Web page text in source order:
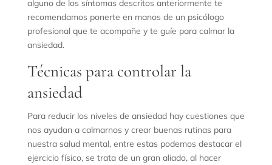
alguno de los síntomas descritos anteriormente te
recomendamos ponerte en manos de un psicólogo
profesional que te acompañe y te guíe para calmar la
ansiedad.
Técnicas para controlar la
ansiedad
Para reducir los niveles de ansiedad hay cuestiones que
nos ayudan a calmarnos y crear buenas rutinas para
nuestra salud mental, entre estas podemos destacar el
ejercicio físico, se trata de un gran aliado, al hacer